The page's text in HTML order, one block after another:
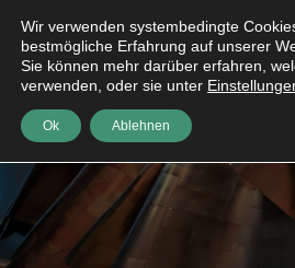
Wir verwenden systembedingte
bestmögliche Erfahrung auf unserer
Sie können mehr darüber erfahren,
verwenden, oder sie unter
Ok Ablehnen